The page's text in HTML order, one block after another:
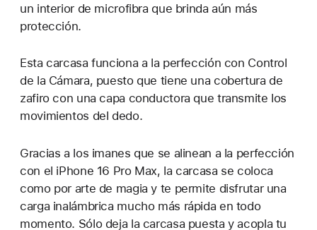
un interior de microfibra que brinda aún más
protección.
Esta carcasa funciona a la perfección con Control
de la Cámara, puesto que tiene una cobertura de
zafiro con una capa conductora que transmite los
movimientos del dedo.
Gracias a los imanes que se alinean a la perfección
con el iPhone 16 Pro Max, la carcasa se coloca
como por arte de magia y te permite disfrutar una
carga inalámbrica mucho más rápida en todo
momento. Sólo deja la carcasa puesta y acopla tu